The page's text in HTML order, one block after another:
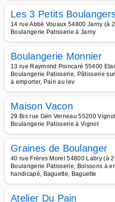
Les 3 Petits
14 rue Abbé Vouaux 54800 Jarny (à
Boulangerie Patisserie à Jarny
Boulangerie Monnier
13 rue Raymond Poincaré 55400
Boulangerie Patisserie, Pâtisserie
à emporter, Pain au lev
Maison Vacon
29 Bis rue Gén Verneau 55200
Boulangerie Patisserie à Vignot
Graines de Boulanger
40 rue Frères Morel 54800 Labry (à
Boulangerie Patisserie, Boissons à
handicapé, Baguette, Baguette
Atelier Du Pain